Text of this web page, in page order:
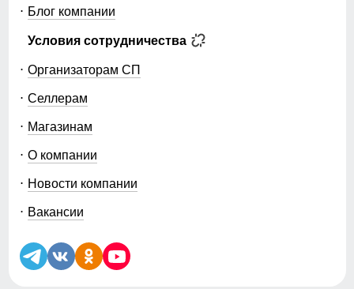
Блог компании
Условия сотрудничества
Организаторам СП
Селлерам
Магазинам
О компании
Новости компании
Вакансии